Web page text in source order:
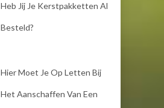
Heb Jij Je Kerstpakketten Al
Besteld?
Hier Moet Je Op Letten Bij
Het Aanschaffen Van Een